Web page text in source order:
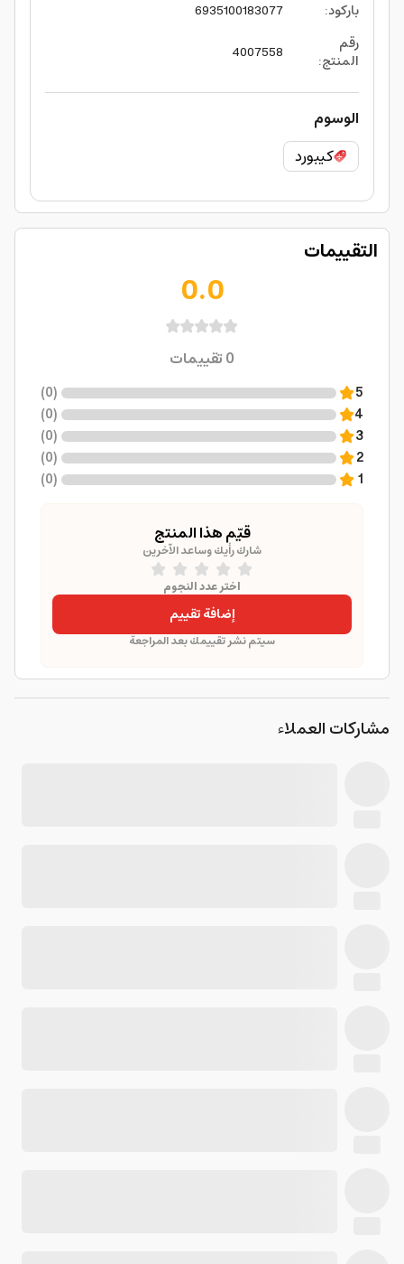
باركود:
6935100183077
رقم
المنتج:
4007558
الوسوم
كيبورد
التقييمات
0.0
0تقييمات
5
(
0
)
4
(
0
)
3
(
0
)
2
(
0
)
1
(
0
)
قيّم هذا المنتج
شارك رأيك وساعد الآخرين
اختر عدد النجوم
إضافة تقييم
سيتم نشر تقييمك بعد المراجعة
مشاركات العملاء